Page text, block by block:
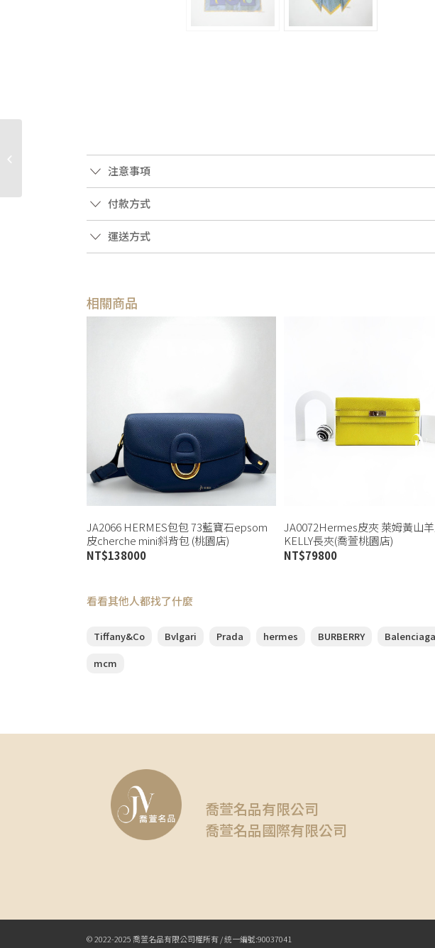
注意事項
付款方式
運送方式
相關商品
JA2066 HERMES包包 73藍寶石epsom
皮cherche mini斜背包 (桃園店)
NT$138000
JA0072Hermes皮夾 萊姆黃山
KELLY長夾(喬萱桃園店)
NT$79800
看看其他人都找了什麼
Tiffany&Co Bvlgari Prada hermes BURBERRY Balenciaga
mcm
喬萱名品有限公司
喬萱名品國際有限公司
© 2022-2025 喬萱名品有限公司權所有 / 統一編號:90037041
兒的舞會100%真絲 90方